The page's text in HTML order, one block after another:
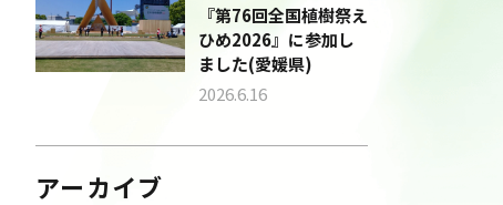
『第76回全国植樹祭え
ひめ2026』に参加し
ました(愛媛県)
2026.6.16
アーカイブ